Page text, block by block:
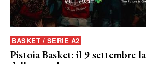
BASKET / SERIE A2
Pistoia Basket: il 9 settembre